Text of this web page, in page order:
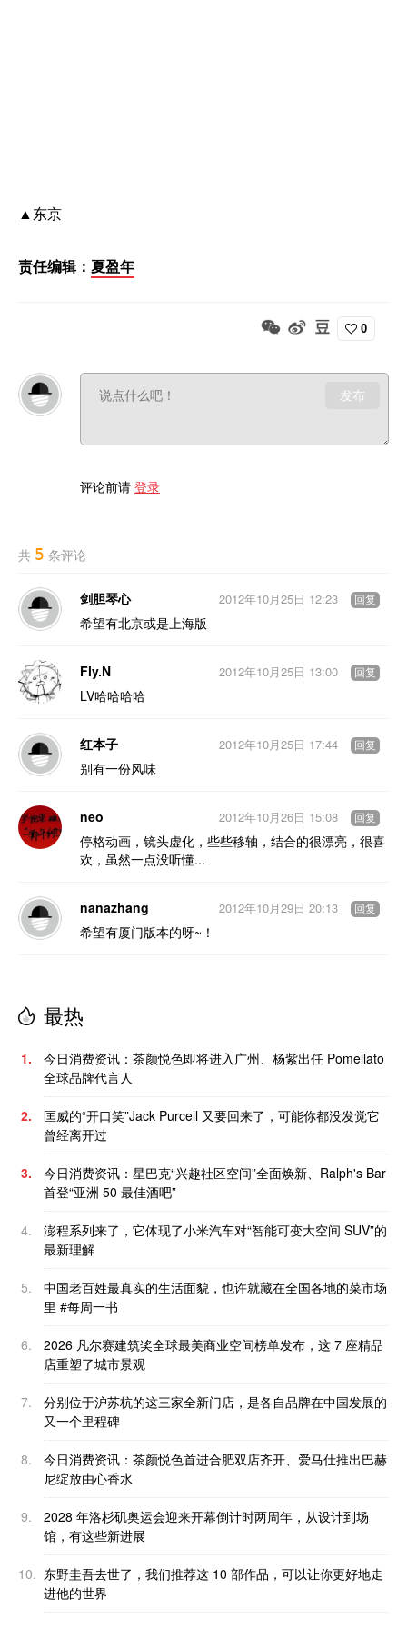
▲东京
责任编辑： 夏盈年
0
发布
评论前请 登录
共 5 条评论
剑胆琴心
希望有北京或是上海版
2012年10月25日 12:23 回复
Fly.N
LV哈哈哈哈
2012年10月25日 13:00 回复
红本子
别有一份风味
2012年10月25日 17:44 回复
neo
停格动画，镜头虚化，些些移轴，结合的很漂亮，很喜
欢，虽然一点没听懂...
2012年10月26日 15:08 回复
nanazhang
希望有厦门版本的呀~！
2012年10月29日 20:13 回复
最热
1.
今日消费资讯：茶颜悦色即将进入广州、杨紫出任 Pomellato
全球品牌代言人
2.
匡威的“开口笑”Jack Purcell 又要回来了，可能你都没发觉它
曾经离开过
3.
今日消费资讯：星巴克“兴趣社区空间”全面焕新、Ralph's Bar
首登“亚洲 50 最佳酒吧”
4.
澎程系列来了，它体现了小米汽车对“智能可变大空间 SUV”的
最新理解
5.
中国老百姓最真实的生活面貌，也许就藏在全国各地的菜市场
里 #每周一书
6.
2026 凡尔赛建筑奖全球最美商业空间榜单发布，这 7 座精品
店重塑了城市景观
7.
分别位于沪苏杭的这三家全新门店，是各自品牌在中国发展的
又一个里程碑
8.
今日消费资讯：茶颜悦色首进合肥双店齐开、爱马仕推出巴赫
尼绽放由心香水
9.
2028 年洛杉矶奥运会迎来开幕倒计时两周年，从设计到场
馆，有这些新进展
10. 东野圭吾去世了，我们推荐这 10 部作品，可以让你更好地走
进他的世界